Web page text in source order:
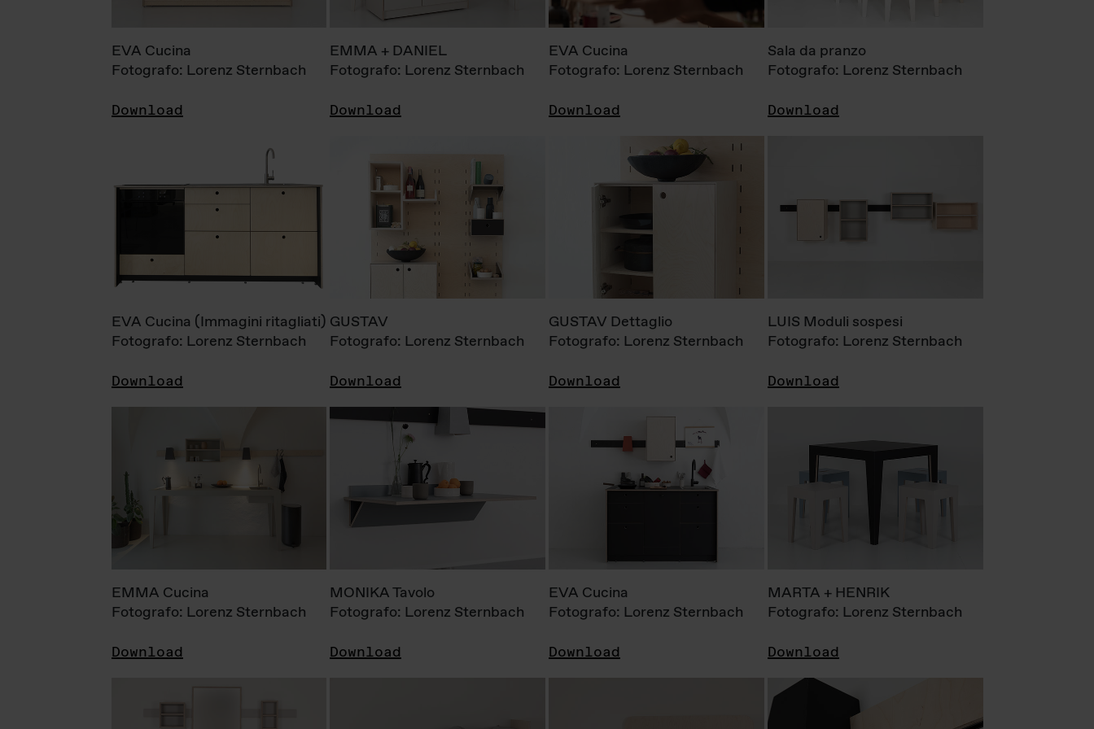
EVA Cucina
Fotografo: Lorenz Sternbach
Download
EMMA + DANIEL
Fotografo: Lorenz Sternbach
Download
EVA Cucina
Fotografo: Lorenz Sternbach
Download
Sala da pranzo
Fotografo: Lorenz Sternbach
Download
EVA Cucina (Immagini ritagliati)
Fotografo: Lorenz Sternbach
Download
GUSTAV
Fotografo: Lorenz Sternbach
Download
GUSTAV Dettaglio
Fotografo: Lorenz Sternbach
Download
LUIS Moduli sospesi
Fotografo: Lorenz Sternbach
Download
EMMA Cucina
Fotografo: Lorenz Sternbach
Download
MONIKA Tavolo
Fotografo: Lorenz Sternbach
Download
EVA Cucina
Fotografo: Lorenz Sternbach
Download
MARTA + HENRIK
Fotografo: Lorenz Sternbach
Download